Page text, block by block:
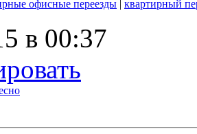
офисные переезды | квартирный
в 00:37